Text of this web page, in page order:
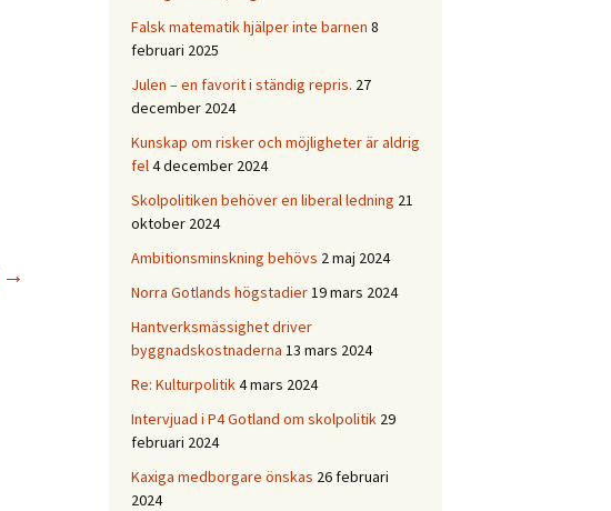
→
Falsk matematik hjälper inte barnen 8
februari 2025
Julen – en favorit i ständig repris. 27
december 2024
Kunskap om risker och möjligheter är aldrig
fel4 december 2024
Skolpolitiken behöver en liberal ledning 21
oktober 2024
Ambitionsminskning behövs 2 maj 2024
Norra Gotlands högstadier19 mars 2024
Hantverksmässighet driver
byggnadskostnaderna 13 mars 2024
Re: Kulturpolitik4 mars 2024
Intervjuad i P4 Gotland om skolpolitik 29
februari 2024
Kaxiga medborgare önskas 26 februari
2024